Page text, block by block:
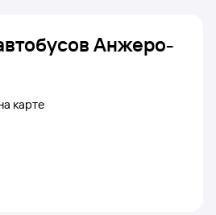
Анжеро-
карте